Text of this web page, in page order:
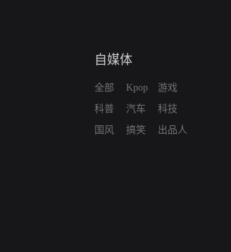
自媒体
全部
科普
国风
Kpop
汽车
搞笑
游戏
科技
出品人